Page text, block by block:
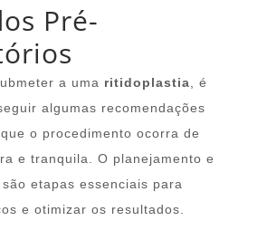
Pré-
a uma ritidoplastia , é
algumas recomendações
o procedimento ocorra de
e tranquila. O planejamento e
etapas essenciais para
e otimizar os resultados.